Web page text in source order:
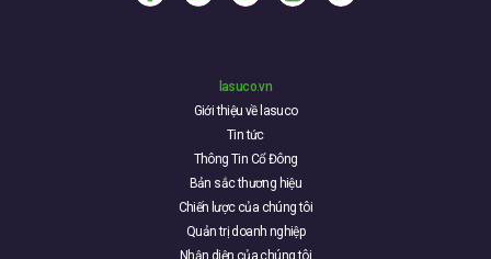
lasuco.vn
Giới thiệu về lasuco
Tin tức
Thông Tin Cổ Đông
Bản sắc thương hiệu
Chiến lược của chúng tôi
Quản trị doanh nghiệp
Nhận diện của chúng tôi